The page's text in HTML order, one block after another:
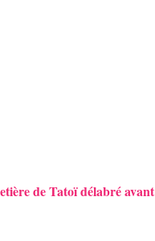
de Tatoï délabré